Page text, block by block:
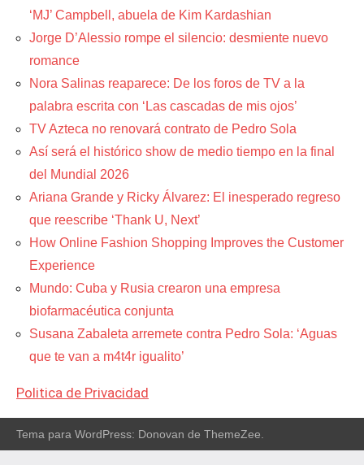
‘MJ’ Campbell, abuela de Kim Kardashian
Jorge D’Alessio rompe el silencio: desmiente nuevo
romance
Nora Salinas reaparece: De los foros de TV a la
palabra escrita con ‘Las cascadas de mis ojos’
TV Azteca no renovará contrato de Pedro Sola
Así será el histórico show de medio tiempo en la final
del Mundial 2026
Ariana Grande y Ricky Álvarez: El inesperado regreso
que reescribe ‘Thank U, Next’
How Online Fashion Shopping Improves the Customer
Experience
Mundo: Cuba y Rusia crearon una empresa
biofarmacéutica conjunta
Susana Zabaleta arremete contra Pedro Sola: ‘Aguas
que te van a m4t4r igualito’
Politica de Privacidad
Tema para WordPress: Donovan de ThemeZee.